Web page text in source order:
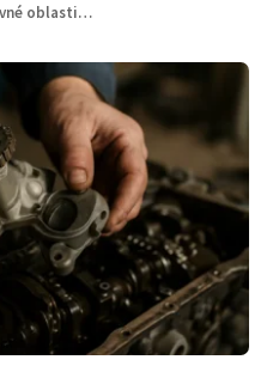
oblasti…